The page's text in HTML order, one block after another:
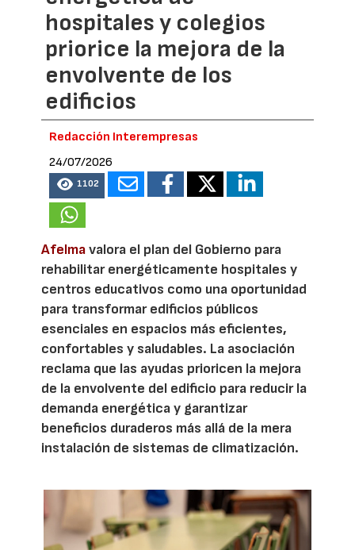
hospitales y colegios
priorice la mejora de la
envolvente de los
edificios
Redacción Interempresas
24/07/2026
1102
Afelmavalora el plan del Gobierno para
rehabilitar energéticamente hospitales y
centros educativos como una oportunidad
para transformar edificios públicos
esenciales en espacios más eficientes,
confortables y saludables. La asociación
reclama que las ayudas prioricen la mejora
de la envolvente del edificio para reducir la
demanda energética y garantizar
beneficios duraderos más allá de la mera
instalación de sistemas de climatización.